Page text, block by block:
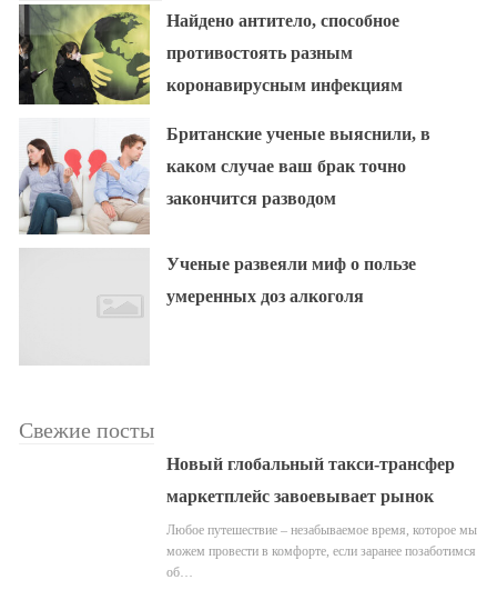
Найдено антитело, способное
противостоять разным
коронавирусным инфекциям
Британские ученые выяснили, в
каком случае ваш брак точно
закончится разводом
Ученые развеяли миф о пользе
умеренных доз алкоголя
Свежие посты
Новый глобальный такси-трансфер
маркетплейс завоевывает рынок
Любое путешествие – незабываемое время, которое мы
можем провести в комфорте, если заранее позаботимся
об…